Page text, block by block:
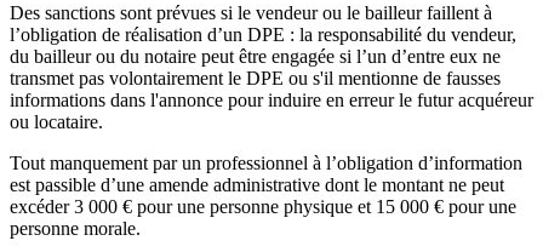
Des sanctions sont prévues si le vendeur ou le bailleur faillent à
l’obligation de réalisation d’un DPE : la responsabilité du vendeur,
du bailleur ou du notaire peut être engagée si l’un d’entre eux ne
transmet pas volontairement le DPE ou s'il mentionne de fausses
informations dans l'annonce pour induire en erreur le futur acquéreur
ou locataire.
Tout manquement par un professionnel à l’obligation d’information
est passible d’une amende administrative dont le montant ne peut
excéder 3 000 € pour une personne physique et 15 000 € pour une
personne morale.